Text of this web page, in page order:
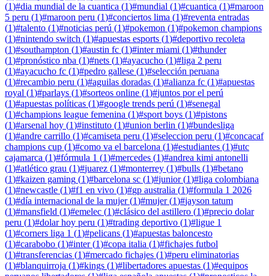
(1)#dia mundial de la cuantica (1)#mundial (1)#cuantica (1)#maroon
5 peru (1)#maroon peru (1)#conciertos lima (1)#reventa entradas
(1)#talento (1)#noticias perú (1)#pokemon (1)#pokemon champions
(1)#nintendo switch (1)#apuestas esports (1)#deportivo recoleta
(1)#southampton (1)#austin fc (1)#inter miami (1)#thunder
(1)#pronóstico nba (1)#nets (1)#ayacucho (1)#liga 2 peru
(1)#ayacucho fc (1)#pedro gallese (1)#selección peruana
(1)#recambio peru (1)#aguilas doradas (1)#alianza fc (1)#apuestas
royal (1)#parlays (1)#sorteos online (1)#juntos por el perú
(1)#apuestas políticas (1)#google trends perú (1)#senegal
(1)#champions league femenina (1)#sport boys (1)#pistons
(1)#arsenal hoy (1)#instituto (1)#union berlin (1)#bundesliga
(1)#andre carrillo (1)#camiseta peru (1)#seleccion peru (1)#concacaf
champions cup (1)#como va el barcelona (1)#estudiantes (1)#utc
cajamarca (1)#fórmula 1 (1)#mercedes (1)#andrea kimi antonelli
(1)#atlético grau (1)#juarez (1)#monterrey (1)#bulls (1)#betano
(1)#kaizen gaming (1)#barcelona sc (1)#junior(1)#liga colombiana
(1)#newcastle (1)#f1 en vivo (1)#gp australia (1)#formula 1 2026
(1)#día internacional de la mujer(1)#mujer(1)#jayson tatum
(1)#mansfield (1)#emelec (1)#clásico del astillero (1)#precio dolar
peru (1)#dolar hoy peru (1)#trading deportivo (1)#ligue 1
(1)#corners liga 1 (1)#pelicans (1)#apuestas baloncesto
(1)#carabobo (1)#inter(1)#copa italia (1)#fichajes futbol
(1)#transferencias (1)#mercado fichajes (1)#peru eliminatorias
(1)#blanquirroja (1)#kings (1)#libertadores apuestas (1)#equipos